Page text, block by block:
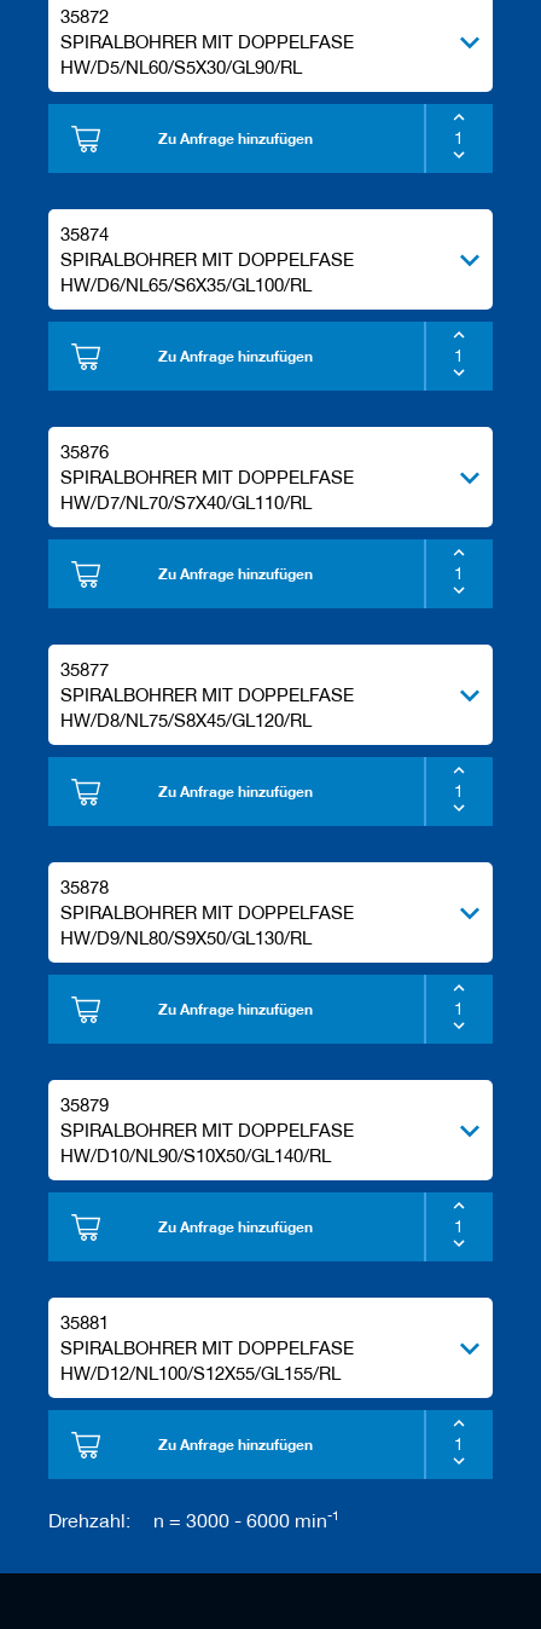
35872
SPIRALBOHRER MIT DOPPELFASE
HW/D5/NL60/S5X30/GL90/RL
Zu Anfrage hinzufügen
35874
SPIRALBOHRER MIT DOPPELFASE
HW/D6/NL65/S6X35/GL100/RL
Zu Anfrage hinzufügen
35876
SPIRALBOHRER MIT DOPPELFASE
HW/D7/NL70/S7X40/GL110/RL
Zu Anfrage hinzufügen
35877
SPIRALBOHRER MIT DOPPELFASE
HW/D8/NL75/S8X45/GL120/RL
Zu Anfrage hinzufügen
35878
SPIRALBOHRER MIT DOPPELFASE
HW/D9/NL80/S9X50/GL130/RL
Zu Anfrage hinzufügen
35879
SPIRALBOHRER MIT DOPPELFASE
HW/D10/NL90/S10X50/GL140/RL
Zu Anfrage hinzufügen
35881
SPIRALBOHRER MIT DOPPELFASE
HW/D12/NL100/S12X55/GL155/RL
Zu Anfrage hinzufügen
Drehzahl: n = 3000 - 6000 min-1